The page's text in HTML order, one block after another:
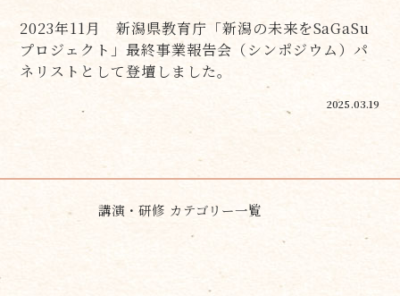
2023年11月 新潟県教育庁「新潟の未来をSaGaSu
プロジェクト」最終事業報告会（シンポジウム）パ
ネリストとして登壇しました。
2025.03.19
講演・研修 カテゴリー一覧